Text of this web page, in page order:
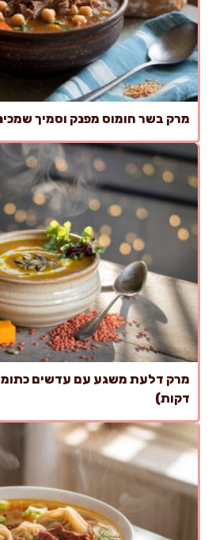
מרק בשר חומוס מפנק וסמיך
דקות)